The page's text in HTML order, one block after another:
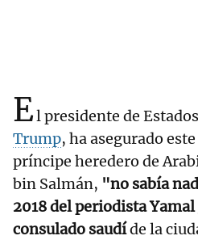
El presidente de
Trump, ha asegurado
príncipe heredero de
bin Salmán, "no sabía
2018 del periodista Yamal
consulado saudíde la